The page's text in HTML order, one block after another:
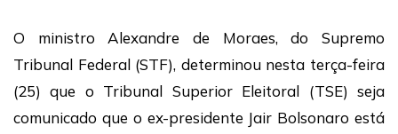
O ministro Alexandre de Moraes, do Supremo
Tribunal Federal (STF), determinou nesta terça-feira
(25) que o Tribunal Superior Eleitoral (TSE) seja
comunicado que o ex-presidente Jair Bolsonaro está